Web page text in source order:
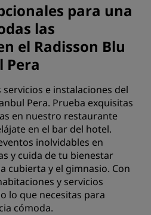
para una
las
el Radisson Blu
Pera
e instalaciones del
Pera. Prueba exquisitas
en nuestro restaurante
en el bar del hotel.
inolvidables en
y cuida de tu bienestar
cubierta y el gimnasio. Con
y servicios
lo que necesitas para
cómoda.